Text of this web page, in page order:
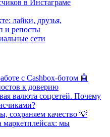
в Инстаграме
лайки, друзья,
и репосты
сети
с Cashbox-ботом 🤖
к доверию
валюта соцсетей. Почему
сохраняем качество 💡
маркетплейсах: мы